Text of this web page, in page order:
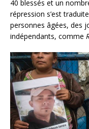
40 blessés et un
répression s’est
personnes âgées, des
indépendants, comme